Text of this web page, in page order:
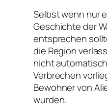
Selbst wenn nur
Geschichte der
entsprechen
die Region
nicht
Verbrechen
Bewohner von
wurden.